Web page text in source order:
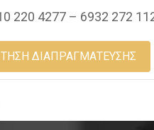
220 4277 – 6932 272
ΔΙΑΠΡΑΓΜΑΤΕΥΣΗΣ